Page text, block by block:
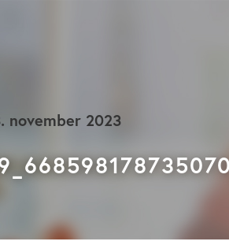
november 2023